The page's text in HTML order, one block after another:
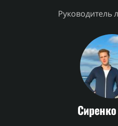
Руководитель